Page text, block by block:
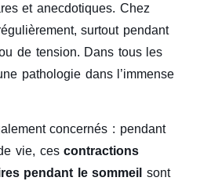
et anecdotiques. Chez
surtout pendant
de tension. Dans tous les
pathologie dans l’immense
concernés : pendant
vie, cescontractions
pendant le sommeil sont